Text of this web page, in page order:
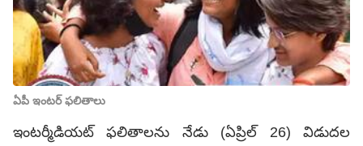
ఏపీ ఇంటర్ ఫలితాలు
ఇంటర్మీడియట్‌ ఫలితాలను నేడు (ఏప్రిల్ 26) విడుదల